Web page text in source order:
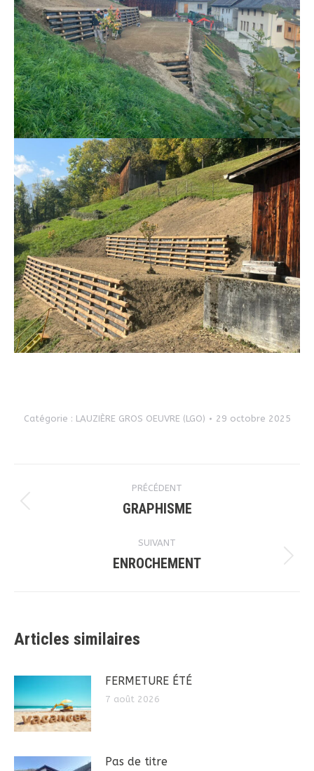
Catégorie : LAUZIÈRE GROS OEUVRE (LGO) 29 octobre 2025
article
PRÉCÉDENT
Article
:
GRAPHISME
SUIVANT
Article
ENROCHEMENT
Articles similaires
FERMETURE ÉTÉ
7 août 2026
Pas de titre